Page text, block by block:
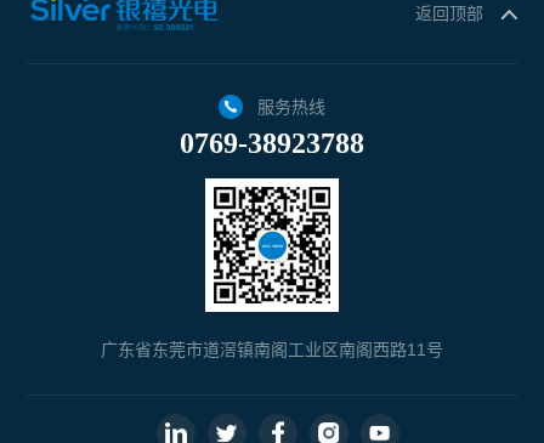
返回顶部
服务热线
0769-38923788
广东省东莞市道滘镇南阁工业区南阁西路11号